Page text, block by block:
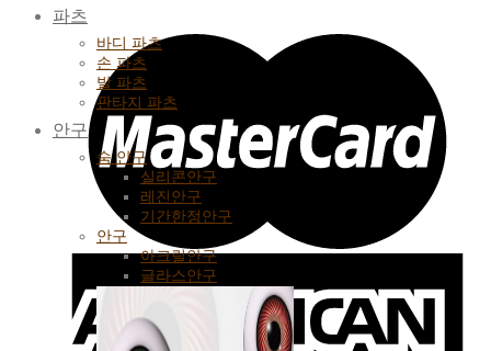
파츠
바디 파츠
손 파츠
발 파츠
판타지 파츠
안구
숨 안구
실리콘안구
레진안구
기간한정안구
안구
아크릴안구
글라스안구